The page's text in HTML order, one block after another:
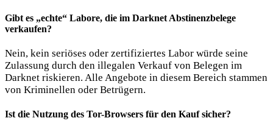
Gibt es „echte“ Labore, die im Darknet Abstinenzbelege
verkaufen?
Nein, kein seriöses oder zertifiziertes Labor würde seine
Zulassung durch den illegalen Verkauf von Belegen im
Darknet riskieren. Alle Angebote in diesem Bereich stammen
von Kriminellen oder Betrügern.
Ist die Nutzung des Tor-Browsers für den Kauf sicher?